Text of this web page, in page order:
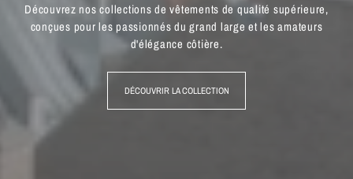
Découvrez nos collections de vêtements de qualité supérieure,
conçues pour les passionnés du grand large et les amateurs
d'élégance côtière.
DÉCOUVRIR LA COLLECTION